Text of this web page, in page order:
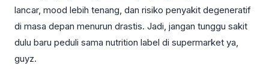
lancar, mood lebih tenang, dan risiko penyakit degeneratif
di masa depan menurun drastis. Jadi, jangan tunggu sakit
dulu baru peduli sama nutrition label di supermarket ya,
guyz.